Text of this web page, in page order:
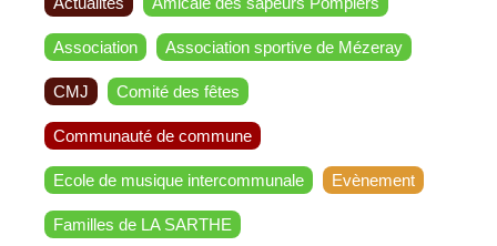
Association Association sportive de Mézeray
CMJ Comité des fêtes
Communauté de commune
Ecole de musique intercommunale Evènement
Familles de LA SARTHE